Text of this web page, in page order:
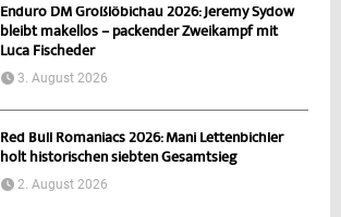
Enduro DM Großlöbichau 2026: Jeremy Sydow
bleibt makellos – packender Zweikampf mit
Luca Fischeder
3. August 2026
Red Bull Romaniacs 2026: Mani Lettenbichler
holt historischen siebten Gesamtsieg
2. August 2026